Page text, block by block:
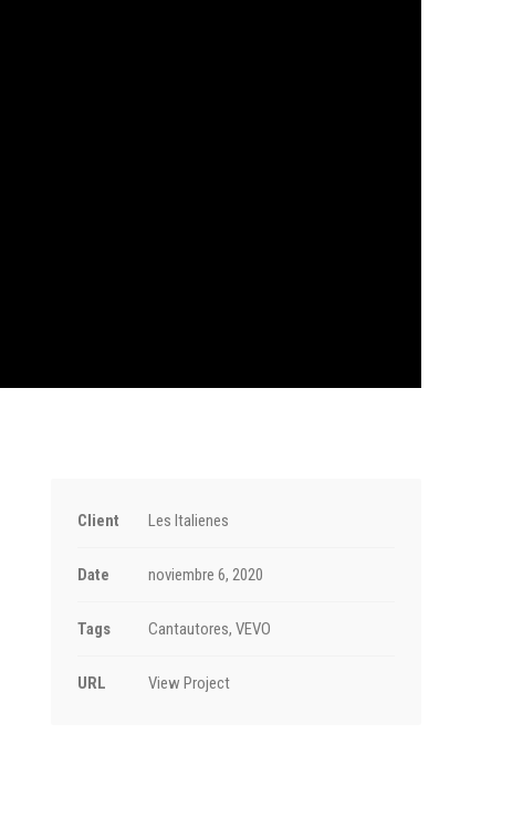
Client Les Italienes
Date noviembre 6, 2020
Tags Cantautores, VEVO
URL View Project